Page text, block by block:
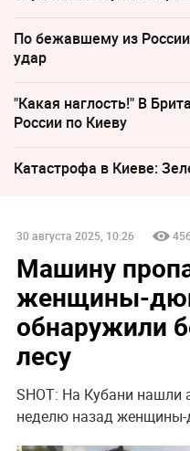
По бежавшему из
удар
"Какая наглость!" В
России по Киеву
Катастрофа в Киеве:
30 августа 2025, 10:26
Машину
женщины-
обнаружили
лесу
SHOT: На Кубани нашли
неделю назад